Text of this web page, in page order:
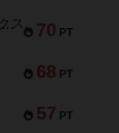
70 PT
メメントオンラインタクティクス
68 PT
57 PT